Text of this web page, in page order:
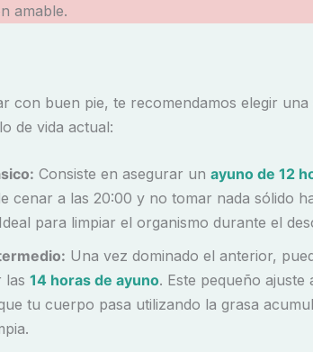
amable.
con buen pie, te recomendamos elegir una
de vida actual:
Consiste en asegurar un ayuno de 12
cenar a las 20:00 y no tomar nada sólido
para limpiar el organismo durante el
Una vez dominado el anterior,
las 14 horas de ayuno. Este pequeño ajuste
tu cuerpo pasa utilizando la grasa